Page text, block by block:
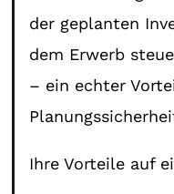
der geplanten
dem Erwerb
– ein echter
Ihre Vorteile auf